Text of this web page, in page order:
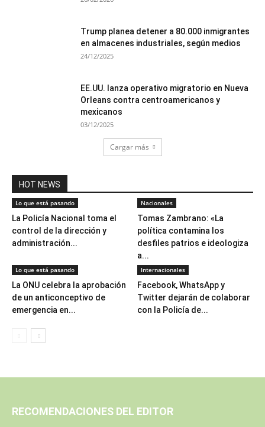
Trump planea detener a 80.000 inmigrantes
en almacenes industriales, según medios
24/12/2025
EE.UU. lanza operativo migratorio en Nueva
Orleans contra centroamericanos y
mexicanos
03/12/2025
Cargar más
HOT NEWS
Lo que está pasando
La Policía Nacional toma el
control de la dirección y
administración...
Nacionales
Tomas Zambrano: «La
política contamina los
desfiles patrios e ideologiza
a...
Lo que está pasando
La ONU celebra la aprobación
de un anticonceptivo de
emergencia en...
Internacionales
Facebook, WhatsApp y
Twitter dejarán de colaborar
con la Policía de...
RECOMENDACIONES DEL EDITOR